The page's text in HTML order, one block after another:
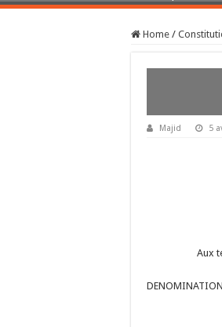
Home /
Majid 5
Aux